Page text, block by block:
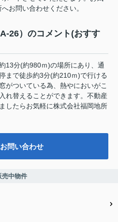
お問い合わせください。
26）のコメント(おすす
13分(約980ｍ)の場所にあり、通
まで徒歩約3分(約210ｍ)で行ける
がついている為、熱やにおいがこ
れ替えることができます。不動産
したらお気軽に株式会社福岡地所
お問い合わせ
売中物件